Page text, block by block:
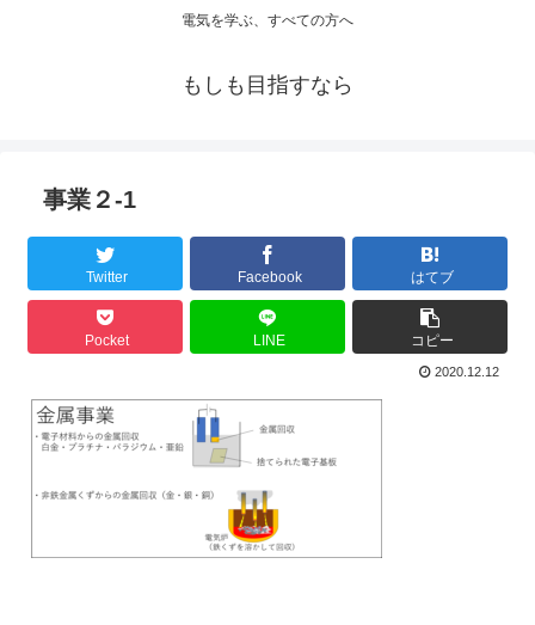
電気を学ぶ、すべての方へ
もしも目指すなら
事業２-1
Twitter Facebook はてブ
Pocket LINE コピー
2020.12.12